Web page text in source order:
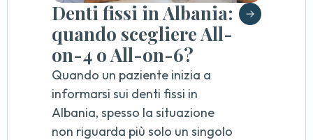
Denti fissi in Albania:
quando scegliere All-
on-4 o All-on-6?
Quando un paziente inizia a
informarsi sui denti fissi in
Albania, spesso la situazione
non riguarda più solo un singolo